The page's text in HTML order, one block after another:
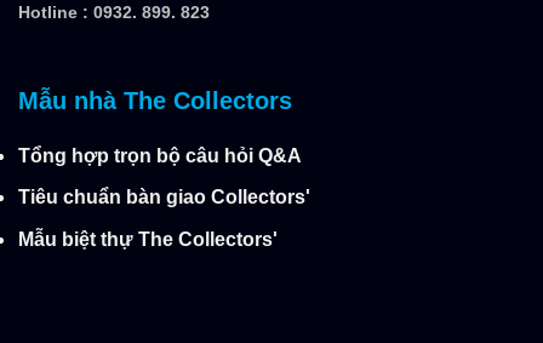
Hotline : 0932. 899. 823
Mẫu nhà The Collectors
Tổng hợp trọn bộ câu hỏi Q&A
Tiêu chuẩn bàn giao Collectors'
Mẫu biệt thự The Collectors'